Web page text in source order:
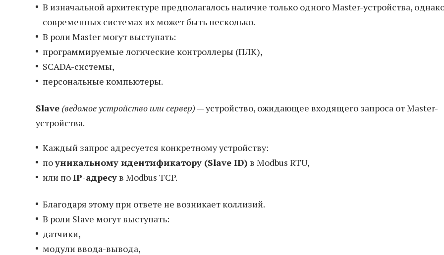
В изначальной архитектуре предполагалось наличие только одного Master-устройства,
современных системах их может быть несколько.
В роли Master могут выступать:
программируемые логические контроллеры (ПЛК),
SCADA-системы,
персональные компьютеры.
Slave (ведомое устройство или сервер)— устройство, ожидающее входящего запроса от Master-
устройства.
Каждый запрос адресуется конкретному устройству:
поуникальному идентификатору (Slave ID) в Modbus RTU,
или поIP-адресу в Modbus TCP.
Благодаря этому при ответе не возникает коллизий.
В роли Slave могут выступать:
датчики,
модули ввода-вывода,